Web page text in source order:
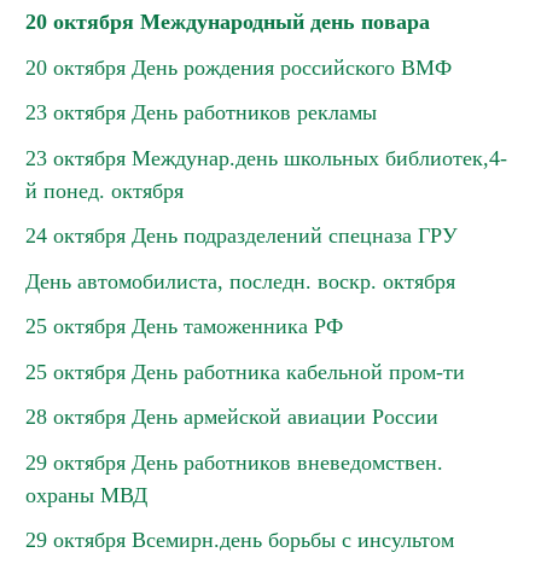
20 октября Международный день повара
20 октября День рождения российского ВМФ
23 октября День работников рекламы
23 октября Междунар.день школьных библиотек,4-
й понед. октября
24 октября День подразделений спецназа ГРУ
День автомобилиста, последн. воскр. октября
25 октября День таможенника РФ
25 октября День работника кабельной пром-ти
28 октября День армейской авиации России
29 октября День работников вневедомствен.
охраны МВД
29 октября Всемирн.день борьбы с инсультом